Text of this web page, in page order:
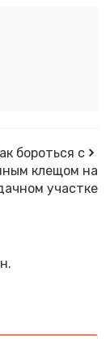
бороться с
клещом на
участке